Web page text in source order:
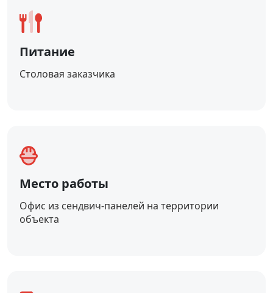
Питание
Столовая заказчика
Место работы
Офис из сендвич-панелей на территории
объекта